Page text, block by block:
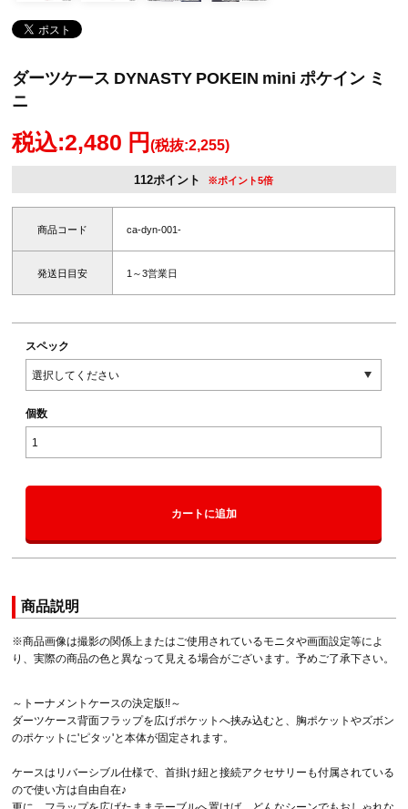
ダーツケース DYNASTY POKEIN mini ポケイン ミ
ニ
税込:2,480 円(税抜:2,255)
112ポイント ※ポイント5倍
商品コード ca-dyn-001-
発送日目安 1～3営業日
スペック
個数
カートに追加
商品説明
※商品画像は撮影の関係上またはご使用されているモニタや画面設定等によ
り、実際の商品の色と異なって見える場合がございます。予めご了承下さい。
～トーナメントケースの決定版!!～
ダーツケース背面フラップを広げポケットへ挟み込むと、胸ポケットやズボン
のポケットに'ピタッ'と本体が固定されます。
ケースはリバーシブル仕様で、首掛け紐と接続アクセサリーも付属されている
ので使い方は自由自在♪